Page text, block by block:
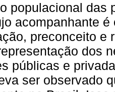
populacional das
acompanhante
preconceito e
dos
públicas e
ser observado